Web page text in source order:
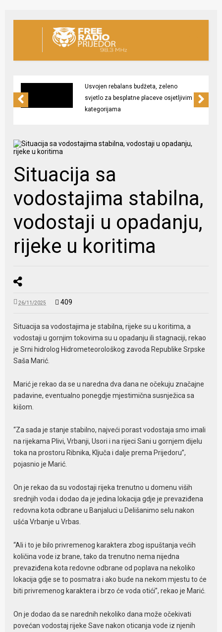
Usvojen rebalans budžeta, zeleno
svjetlo za besplatne placeve osjetljivim
kategorijama
Situacija sa
vodostajima stabilna,
vodostaji u opadanju,
rijeke u koritima
26/11/2025 409
Situacija sa vodostajima je stabilna, rijeke su u koritima, a
vodostaji u gornjim tokovima su u opadanju ili stagnaciji, rekao
je Srni hidrolog Hidrometeorološkog zavoda Republike Srpske
Saša Marić.
Marić je rekao da se u naredna dva dana ne očekuju značajne
padavine, eventualno ponegdje mjestimična susnježica sa
kišom.
“Za sada je stanje stabilno, najveći porast vodostaja smo imali
na rijekama Plivi, Vrbanji, Usori i na rijeci Sani u gornjem dijelu
toka na prostoru Ribnika, Ključa i dalje prema Prijedoru”,
pojasnio je Marić.
On je rekao da su vodostaji rijeka trenutno u domenu viših
srednjih voda i dodao da je jedina lokacija gdje je prevaziđena
redovna kota odbrane u Banjaluci u Delišanimo selu nakon
ušća Vrbanje u Vrbas.
“Ali i to je bilo privremenog karaktera zbog ispuštanja većih
količina vode iz brane, tako da trenutno nema nijedna
prevaziđena kota redovne odbrane od poplava na nekoliko
lokacija gdje se to posmatra i ako bude na nekom mjestu to će
biti privremenog karaktera i brzo će voda otići”, rekao je Marić.
On je dodao da se narednih nekoliko dana može očekivati
povećan vodostaj rijeke Save nakon oticanja vode iz njenih